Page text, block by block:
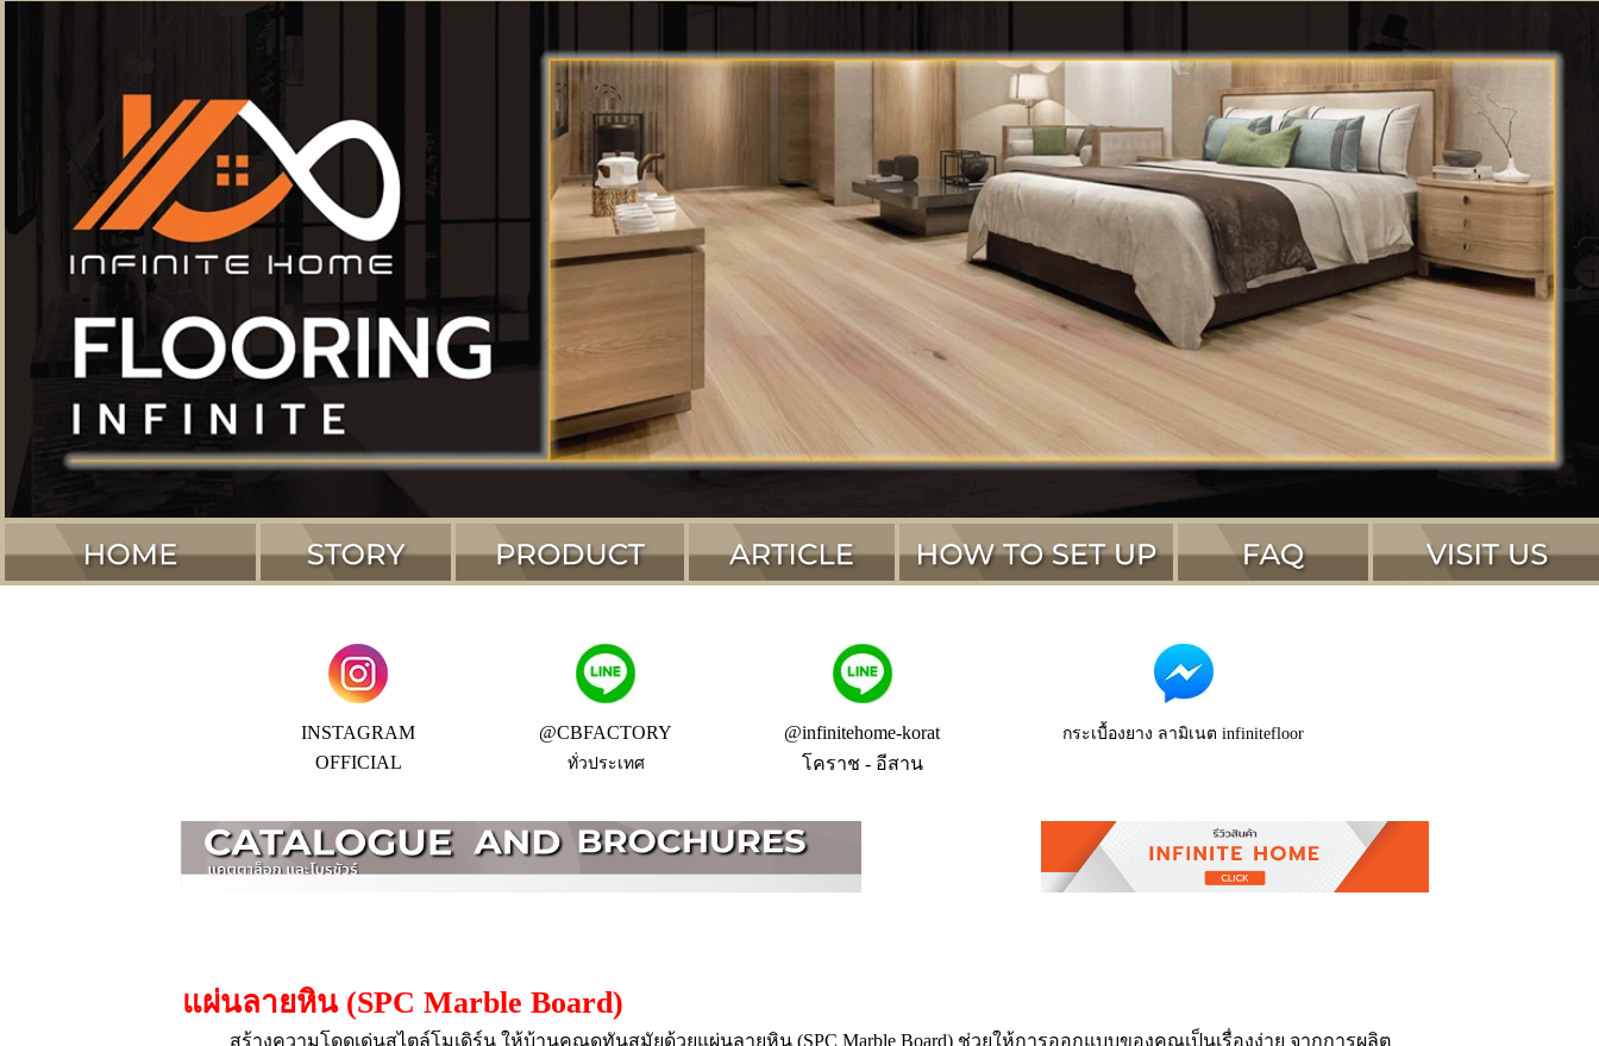
INSTAGRAM @CBFACTORY @infinitehome-korat กระเบื้องยาง ลามิเนต infinitefloor
OFFICIAL ทั่วประเทศ โคราช - อีสาน
แผ่นลายหิน (SPC Marble Board)
สร้างความโดดเด่นสไตล์โมเดิร์น ให้บ้านคุณดูทันสมัยด้วยแผ่นลายหิน (SPC Marble Board) ช่วยให้การออกแบบของคุณเป็นเรื่องง่าย จากการผลิต